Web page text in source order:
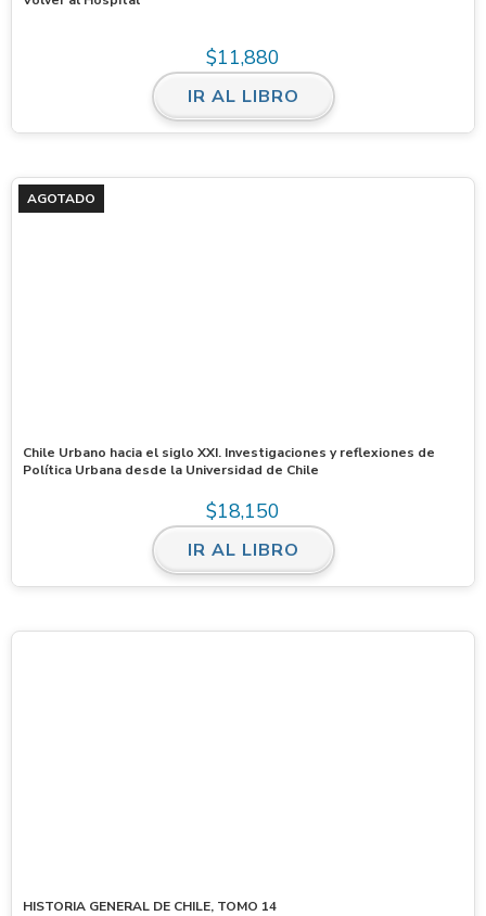
$11,880
IR AL LIBRO
AGOTADO
Chile Urbano hacia el siglo XXI. Investigaciones y reflexiones de
Política Urbana desde la Universidad de Chile
$18,150
IR AL LIBRO
HISTORIA GENERAL DE CHILE, TOMO 14